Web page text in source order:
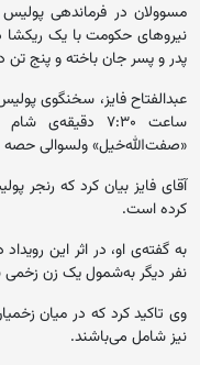
مسوولان در فرماندهی پولیس
نیروهای حکومت با یک
پدر و پسر جان باخته و پنج تن
عبدالفتاح فایز، سخنگوی
«صفت‌الله‌خیل» ولسوالی
آقای فایز بیان کرد که رنجر
کرده است.
به گفته‌ی او، در اثر این
نفر دیگر به‌شمول یک زن
وی تاکید کرد که در میان
نیز شامل می‌باشند.